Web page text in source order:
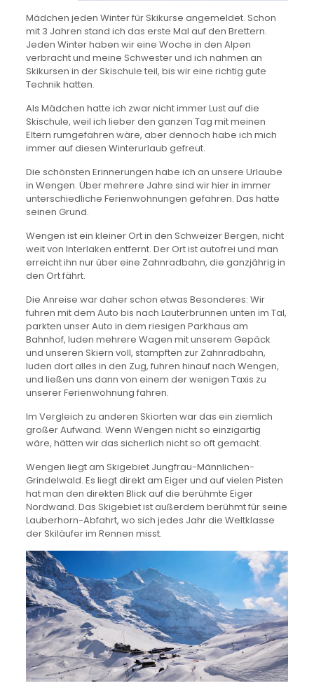
Mädchen jeden Winter für Skikurse angemeldet. Schon
mit 3 Jahren stand ich das erste Mal auf den Brettern.
Jeden Winter haben wir eine Woche in den Alpen
verbracht und meine Schwester und ich nahmen an
Skikursen in der Skischule teil, bis wir eine richtig gute
Technik hatten.
Als Mädchen hatte ich zwar nicht immer Lust auf die
Skischule, weil ich lieber den ganzen Tag mit meinen
Eltern rumgefahren wäre, aber dennoch habe ich mich
immer auf diesen Winterurlaub gefreut.
Die schönsten Erinnerungen habe ich an unsere Urlaube
in Wengen. Über mehrere Jahre sind wir hier in immer
unterschiedliche Ferienwohnungen gefahren. Das hatte
seinen Grund.
Wengen ist ein kleiner Ort in den Schweizer Bergen, nicht
weit von Interlaken entfernt. Der Ort ist autofrei und man
erreicht ihn nur über eine Zahnradbahn, die ganzjährig in
den Ort fährt.
Die Anreise war daher schon etwas Besonderes: Wir
fuhren mit dem Auto bis nach Lauterbrunnen unten im Tal,
parkten unser Auto in dem riesigen Parkhaus am
Bahnhof, luden mehrere Wagen mit unserem Gepäck
und unseren Skiern voll, stampften zur Zahnradbahn,
luden dort alles in den Zug, fuhren hinauf nach Wengen,
und ließen uns dann von einem der wenigen Taxis zu
unserer Ferienwohnung fahren.
Im Vergleich zu anderen Skiorten war das ein ziemlich
großer Aufwand. Wenn Wengen nicht so einzigartig
wäre, hätten wir das sicherlich nicht so oft gemacht.
Wengen liegt am Skigebiet Jungfrau-Männlichen-
Grindelwald. Es liegt direkt am Eiger und auf vielen Pisten
hat man den direkten Blick auf die berühmte Eiger
Nordwand. Das Skigebiet ist außerdem berühmt für seine
Lauberhorn-Abfahrt, wo sich jedes Jahr die Weltklasse
der Skiläufer im Rennen misst.